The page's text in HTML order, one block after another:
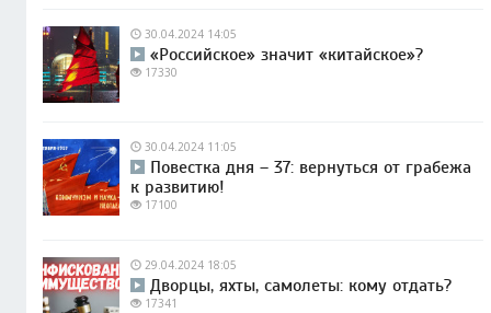
30.04.2024 14:05
«Российское» значит «китайское»?
17330
30.04.2024 11:05
Повестка дня – 37: вернуться от грабежа
к развитию!
17100
29.04.2024 18:05
Дворцы, яхты, самолеты: кому отдать?
17341